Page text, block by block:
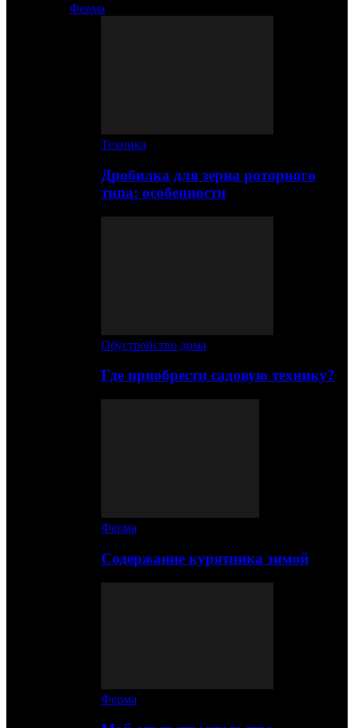
Ферма
Техника
Дробилка для зерна роторного
типа: особенности
Обустройство дома
Где приобрести садовую технику?
Ферма
Содержание курятника зимой
Ферма